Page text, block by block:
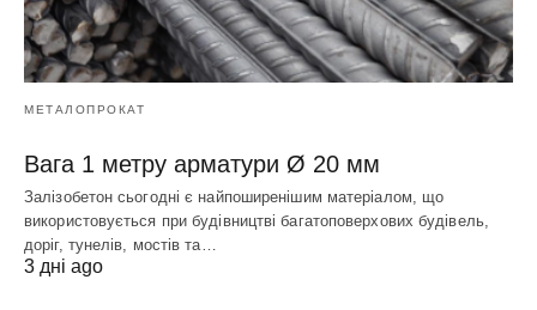
МЕТАЛОПРОКАТ
Вага 1 метру арматури Ø 20 мм
Залізобетон сьогодні є найпоширенішим матеріалом, що
використовується при будівництві багатоповерхових будівель,
доріг, тунелів, мостів та…
3 дні ago